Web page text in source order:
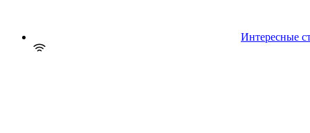
Интересные